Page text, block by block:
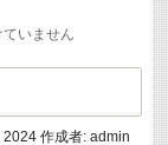
ていません
2024 作成者: admin